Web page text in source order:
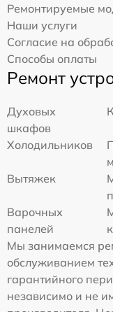
Ремонтируемые
Наши услуги
Согласие на
Способы оплаты
Ремонт
Духовых
шкафов
Холодильников
Вытяжек
Варочных
панелей
Мы занимаемся
обслуживанием
гарантийного
независимо и не